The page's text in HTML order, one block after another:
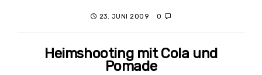
23. JUNI 2009 0
Heimshooting mit Cola und
Pomade